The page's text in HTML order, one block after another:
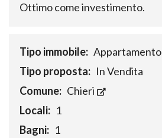
Ottimo come investimento.
Tipo immobile: Appartamento
Tipo proposta: In Vendita
Comune: Chieri
Locali: 1
Bagni: 1